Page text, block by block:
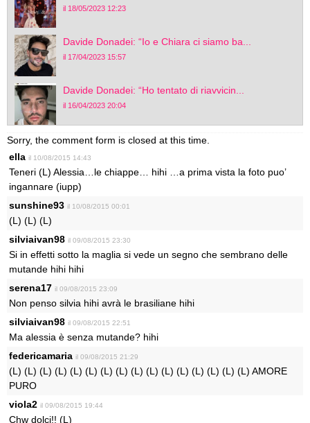
il 18/05/2023 12:23
Davide Donadei: “Io e Chiara ci siamo ba...
il 17/04/2023 15:57
Davide Donadei: “Ho tentato di riavvicin...
il 16/04/2023 20:04
Sorry, the comment form is closed at this time.
ella il 10/08/2015 14:43
Teneri (L) Alessia…le chiappe… hihi …a prima vista la foto puo’
ingannare (iupp)
sunshine93 il 10/08/2015 00:01
(L) (L) (L)
silviaivan98 il 09/08/2015 23:30
Si in effetti sotto la maglia si vede un segno che sembrano delle
mutande hihi hihi
serena17 il 09/08/2015 23:09
Non penso silvia hihi avrà le brasiliane hihi
silviaivan98 il 09/08/2015 22:51
Ma alessia è senza mutande? hihi
federicamaria il 09/08/2015 21:29
(L) (L) (L) (L) (L) (L) (L) (L) (L) (L) (L) (L) (L) (L) (L) (L) AMORE
PURO
viola2 il 09/08/2015 19:44
Chw dolci!! (L)